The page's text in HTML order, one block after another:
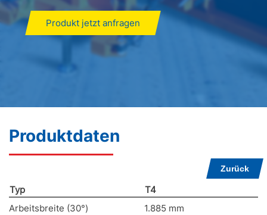
Produkt jetzt anfragen
Produktdaten
Zurück
Typ
T4
Arbeitsbreite (30°)
1.885 mm